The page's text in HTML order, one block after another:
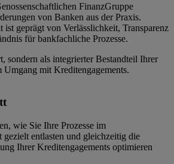
FinanzGruppe
von Banken aus der Praxis.
ist geprägt von Verlässlichkeit, Transparenz
für bankfachliche Prozesse.
sondern als integrierter Bestandteil Ihrer
Umgang mit Kreditengagements.
wie Sie Ihre Prozesse im
gezielt entlasten und gleichzeitig die
Ihrer Kreditengagements optimieren